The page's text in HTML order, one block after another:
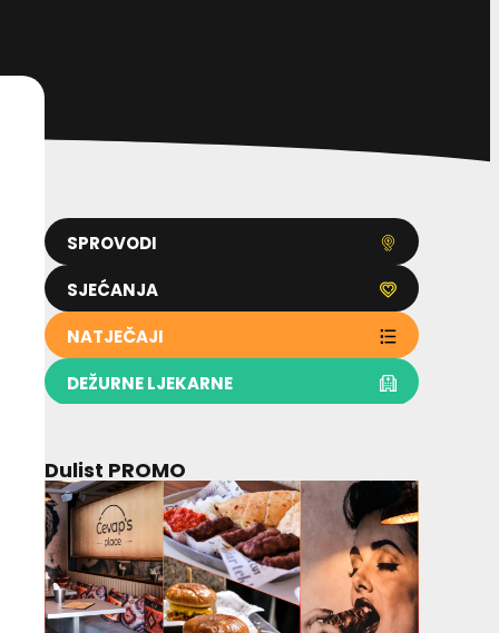
SPROVODI
SJEĆANJA
NATJEČAJI
DEŽURNE LJEKARNE
Dulist PROMO